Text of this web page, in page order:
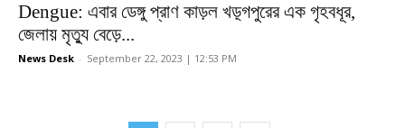
Dengue: এবার ডেঙ্গু প্রাণ কাড়ল খড়্গপুরের এক গৃহবধূর,
জেলায় মৃত্যু বেড়ে...
News Desk - September 22, 2023 | 12:53 PM